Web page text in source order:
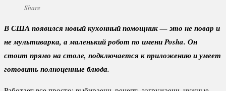
Share
В США появился новый кухонный помощник — это не повар и
не мультиварка, а маленький робот по имени Posha. Он
стоит прямо на столе, подключается к приложению и умеет
готовить полноценные блюда.